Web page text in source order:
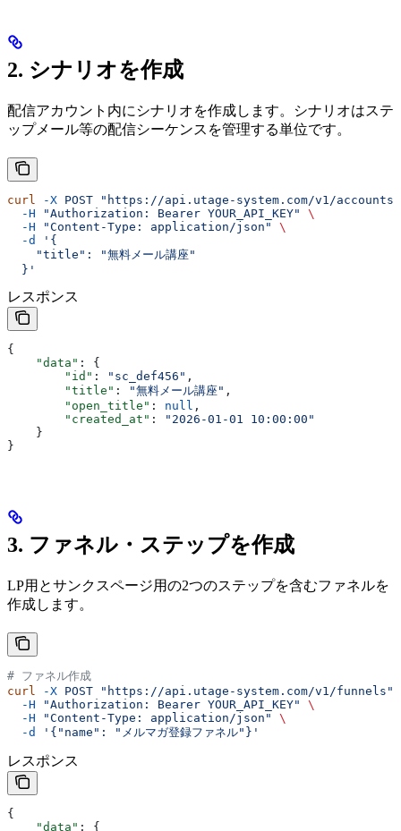
2. シナリオを作成
配信アカウント内にシナリオを作成します。シナリオはステ
ップメール等の配信シーケンスを管理する単位です。
curl -X POST "https://api.utage-system.com/v1/accounts/
  -H
"Authorization: Bearer YOUR_API_KEY"
\
  -H
"Content-Type: application/json"
\
  -d
'{
    "title": "無料メール講座"
  }'
レスポンス
{
    "data"
: {
        "id"
: "sc_def456" ,
        "title"
: "無料メール講座" ,
        "open_title"
: null ,
        "created_at"
:
"2026-01-01 10:00:00"
    }
}
3. ファネル・ステップを作成
LP用とサンクスページ用の2つのステップを含むファネルを
作成します。
# ファネル作成
curl -X POST "https://api.utage-system.com/v1/funnels"
  -H
"Authorization: Bearer YOUR_API_KEY"
\
  -H
"Content-Type: application/json"
\
  -d
'{"name": "メルマガ登録ファネル"}'
レスポンス
{
    "data"
: {